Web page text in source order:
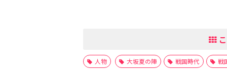
人物 大坂夏の陣 戦国時代 戦